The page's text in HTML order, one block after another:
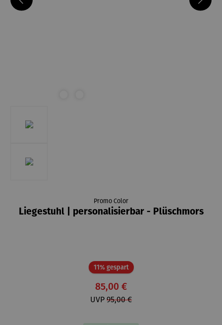
Promo Color
Liegestuhl | personalisierbar - Plüschmors
11% gespartRabatt
85,00 €
UVP 95,00 €